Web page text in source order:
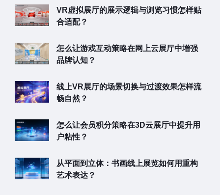
VR虚拟展厅的展示逻辑与浏览习惯怎样贴
合适配？
怎么让游戏互动策略在网上云展厅中增强
品牌认知？
线上VR展厅的场景切换与过渡效果怎样流
畅自然？
怎么让会员积分策略在3D云展厅中提升用
户粘性？
从平面到立体：书画线上展览如何用重构
艺术表达？